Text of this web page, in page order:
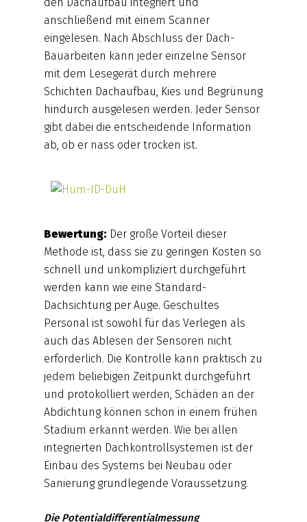
anschließend mit einem Scanner
eingelesen. Nach Abschluss der Dach-
Bauarbeiten kann jeder einzelne Sensor
mit dem Lesegerät durch mehrere
Schichten Dachaufbau, Kies und Begrünung
hindurch ausgelesen werden. Jeder Sensor
gibt dabei die entscheidende Information
ab, ob er nass oder trocken ist.
Bewertung: Der große Vorteil dieser
Methode ist, dass sie zu geringen Kosten so
schnell und unkompliziert durchgeführt
werden kann wie eine Standard-
Dachsichtung per Auge. Geschultes
Personal ist sowohl für das Verlegen als
auch das Ablesen der Sensoren nicht
erforderlich. Die Kontrolle kann praktisch zu
jedem beliebigen Zeitpunkt durchgeführt
und protokolliert werden, Schäden an der
Abdichtung können schon in einem frühen
Stadium erkannt werden. Wie bei allen
integrierten Dachkontrollsystemen ist der
Einbau des Systems bei Neubau oder
Sanierung grundlegende Voraussetzung.
Die Potentialdifferentialmessung